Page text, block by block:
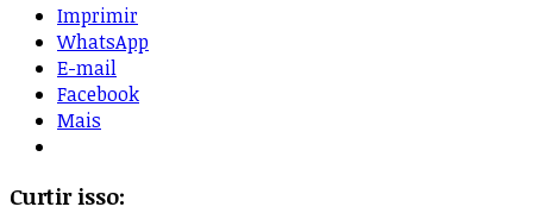
Imprimir
WhatsApp
E-mail
Facebook
Mais
Curtir isso: